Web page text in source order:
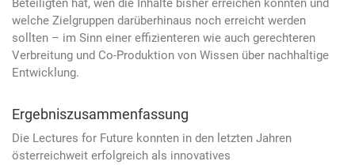
Beteiligten hat, wen die Inhalte bisher erreichen konnten und
welche Zielgruppen darüberhinaus noch erreicht werden
sollten – im Sinn einer effizienteren wie auch gerechteren
Verbreitung und Co-Produktion von Wissen über nachhaltige
Entwicklung.
Ergebniszusammenfassung
Die Lectures for Future konnten in den letzten Jahren
österreichweit erfolgreich als innovatives